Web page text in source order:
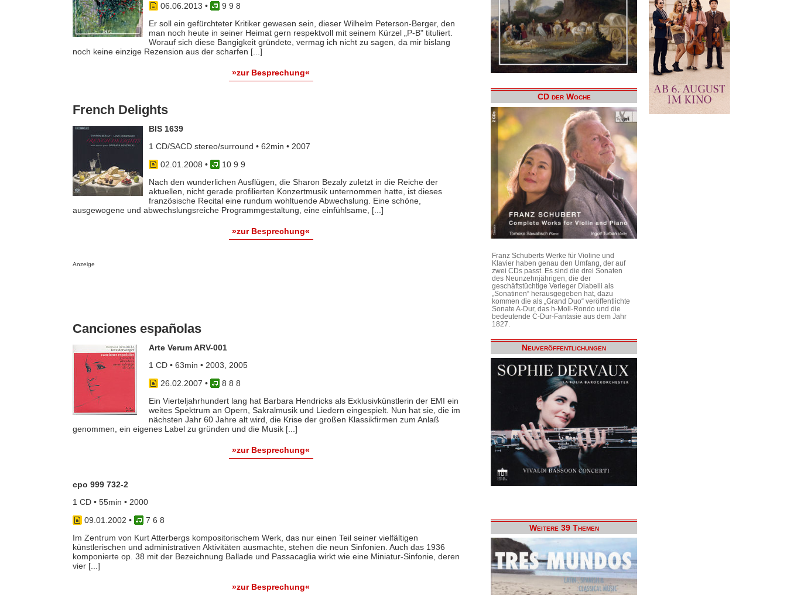
06.06.2013 •
9 9 8
Er soll ein gefürchteter Kritiker gewesen sein, dieser Wilhelm Peterson-Berger, den
man noch heute in seiner Heimat gern respektvoll mit seinem Kürzel „P-B" tituliert.
Worauf sich diese Bangigkeit gründete, vermag ich nicht zu sagen, da mir bislang
noch keine einzige Rezension aus der scharfen [...]
»zur Besprechung«
French Delights
BIS 1639
1 CD/SACD stereo/surround • 62min • 2007
02.01.2008 •
10 9 9
Nach den wunderlichen Ausflügen, die Sharon Bezaly zuletzt in die Reiche der
aktuellen, nicht gerade profilierten Konzertmusik unternommen hatte, ist dieses
französische Recital eine rundum wohltuende Abwechslung. Eine schöne,
ausgewogene und abwechslungsreiche Programmgestaltung, eine einfühlsame, [...]
»zur Besprechung«
Anzeige
Canciones españolas
Arte Verum ARV-001
1 CD • 63min • 2003, 2005
26.02.2007 •
8 8 8
Ein Vierteljahrhundert lang hat Barbara Hendricks als Exklusivkünstlerin der EMI ein
weites Spektrum an Opern, Sakralmusik und Liedern eingespielt. Nun hat sie, die im
nächsten Jahr 60 Jahre alt wird, die Krise der großen Klassikfirmen zum Anlaß
genommen, ein eigenes Label zu gründen und die Musik [...]
»zur Besprechung«
cpo 999 732-2
1 CD • 55min • 2000
09.01.2002 •
7 6 8
Im Zentrum von Kurt Atterbergs kompositorischem Werk, das nur einen Teil seiner vielfältigen
künstlerischen und administrativen Aktivitäten ausmachte, stehen die neun Sinfonien. Auch das 1936
komponierte op. 38 mit der Bezeichnung Ballade und Passacaglia wirkt wie eine Miniatur-Sinfonie, deren
vier [...]
»zur Besprechung«
CD der Woche
Franz Schuberts Werke für Violine und
Klavier haben genau den Umfang, der auf
zwei CDs passt. Es sind die drei Sonaten
des Neunzehnjährigen, die der
geschäftstüchtige Verleger Diabelli als
„Sonatinen“ herausgegeben hat, dazu
kommen die als „Grand Duo“ veröffentlichte
Sonate A-Dur, das h-Moll-Rondo und die
bedeutende C-Dur-Fantasie aus dem Jahr
1827.
Neuveröffentlichungen
Weitere 39 Themen